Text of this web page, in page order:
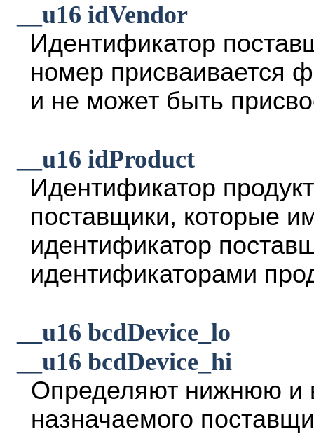
__u16 idVendor
Идентификатор
номер присваивается
и не может быть
__u16 idProduct
Идентификатор
поставщики, которые
идентификатор
идентификаторами
__u16 bcdDevice_lo
__u16 bcdDevice_hi
Определяют нижнюю и
назначаемого